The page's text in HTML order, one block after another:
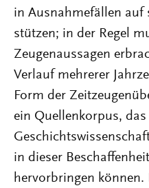
in Ausnahmefällen
stützen; in der Regel
Zeugenaussagen
Verlauf mehrerer
Form der
ein Quellenkorpus, das
in dieser
hervorbringen können.